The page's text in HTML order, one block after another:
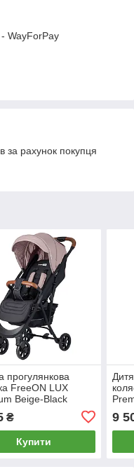
WayForPay
за рахунок покупця
прогулянкова
FreeON LUX
Beige-Black
₴
Купити
9